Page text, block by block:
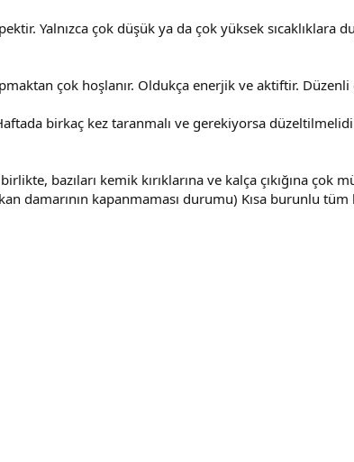
Yalnızca çok düşük ya da çok yüksek sıcaklıklara
çok hoşlanır. Oldukça enerjik ve aktiftir.
birkaç kez taranmalı ve gerekiyorsa
bazıları kemik kırıklarına ve kalça çıkığına çok
damarının kapanmaması durumu) Kısa burunlu